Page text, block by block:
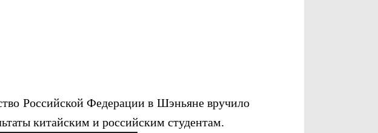
Российской Федерации в Шэньяне вручило
китайским и российским студентам.